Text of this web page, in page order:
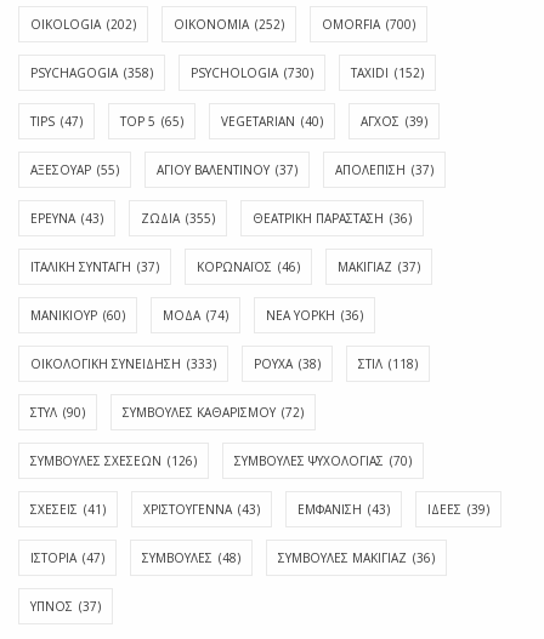
OIKOLOGIA (202) OIKONOMIA (252) OMORFIA (700)
PSYCHAGOGIA (358) PSYCHOLOGIA (730) TAXIDI (152)
TIPS (47) TOP 5 (65) VEGETARIAN (40) ΑΓΧΟΣ (39)
ΑΞΕΣΟΥΑΡ (55) ΑΓΊΟΥ ΒΑΛΕΝΤΊΝΟΥ (37) ΑΠΟΛΈΠΙΣΗ (37)
ΕΡΕΥΝΑ (43) ΖΩΔΙΑ (355) ΘΕΑΤΡΙΚΗ ΠΑΡΑΣΤΑΣΗ (36)
ΙΤΑΛΙΚΗ ΣΥΝΤΑΓΗ (37) ΚΟΡΩΝΑΪΟΣ (46) ΜΑΚΙΓΙΑΖ (37)
ΜΑΝΙΚΙΟΥΡ (60) ΜΟΔΑ (74) ΝΕΑ ΥΟΡΚΗ (36)
ΟΙΚΟΛΟΓΙΚΗ ΣΥΝΕΙΔΗΣΗ (333) ΡΟΥΧΑ (38) ΣΤΙΛ (118)
ΣΤΥΛ (90) ΣΥΜΒΟΥΛΕΣ ΚΑΘΑΡΙΣΜΟΥ (72)
ΣΥΜΒΟΥΛΕΣ ΣΧΕΣΕΩΝ (126) ΣΥΜΒΟΥΛΕΣ ΨΥΧΟΛΟΓΙΑΣ (70)
ΣΧΕΣΕΙΣ (41) ΧΡΙΣΤΟΥΓΕΝΝΑ (43) ΕΜΦΆΝΙΣΗ (43) ΙΔΈΕΣ (39)
ΙΣΤΟΡΊΑ (47) ΣΥΜΒΟΥΛΈΣ (48) ΣΥΜΒΟΥΛΈΣ ΜΑΚΙΓΙΆΖ (36)
ΎΠΝΟΣ (37)